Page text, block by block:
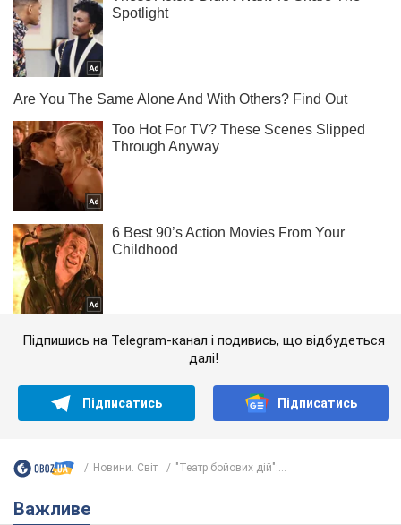
Підпишись на Telegram-канал і подивись, що відбудеться
далі!
Підписатись Підписатись
Новини. Світ "Театр бойових дій":...
Важливе